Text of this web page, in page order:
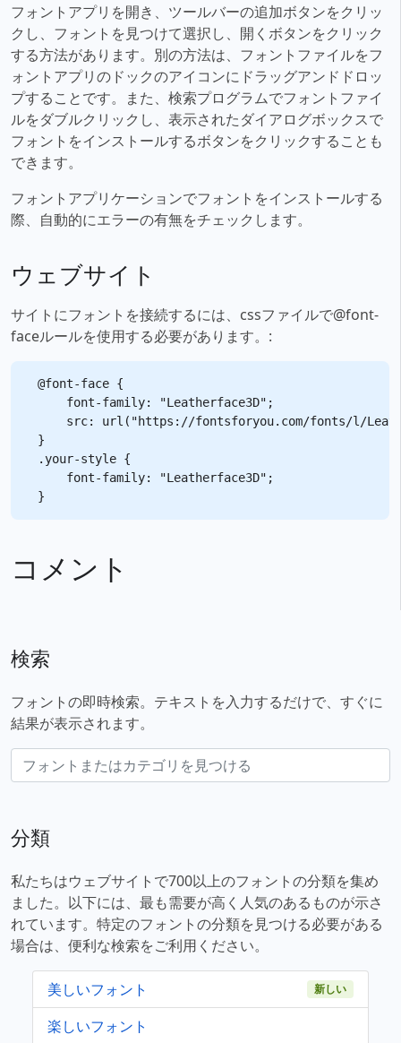
フォントアプリを開き、ツールバーの追加ボタンをクリッ
クし、フォントを見つけて選択し、開くボタンをクリック
する方法があります。別の方法は、フォントファイルをフ
ォントアプリのドックのアイコンにドラッグアンドドロッ
プすることです。また、検索プログラムでフォントファイ
ルをダブルクリックし、表示されたダイアログボックスで
フォントをインストールするボタンをクリックすることも
できます。
フォントアプリケーションでフォントをインストールする
際、自動的にエラーの有無をチェックします。
ウェブサイト
サイトにフォントを接続するには、cssファイルで@font-
faceルールを使用する必要があります。:
@font-face {
    font-family: "Leatherface3D";
src: url("https://fontsforyou.com/fonts/l/
}
.your-style {
    font-family: "Leatherface3D";
コメント
検索
フォントの即時検索。テキストを入力するだけで、すぐに
結果が表示されます。
分類
私たちはウェブサイトで700以上のフォントの分類を集め
ました。以下には、最も需要が高く人気のあるものが示さ
れています。特定のフォントの分類を見つける必要がある
場合は、便利な検索をご利用ください。
美しいフォント 新しい
楽しいフォント